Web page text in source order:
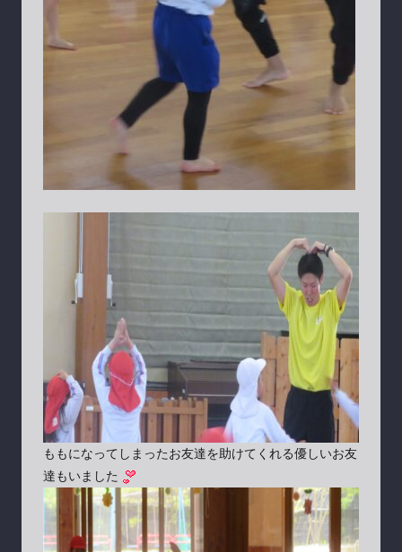
ももになってしまったお友達を助けてくれる優しいお友
達もいました